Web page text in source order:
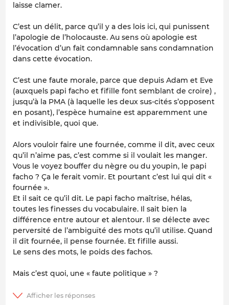
laisse clamer.
C’est un délit, parce qu’il y a des lois ici, qui punissent
l’apologie de l’holocauste. Au sens où apologie est
l’évocation d’un fait condamnable sans condamnation
dans cette évocation.
C’est une faute morale, parce que depuis Adam et Eve
(auxquels papi facho et fifille font semblant de croire) ,
jusqu’à la PMA (à laquelle les deux sus-cités s’opposent
en posant), l’espèce humaine est apparemment une
et indivisible, quoi que.
Alors vouloir faire une fournée, comme il dit, avec ceux
qu’il n’aime pas, c’est comme si il voulait les manger.
Vous le voyez bouffer du nègre ou du youpin, le papi
facho ? Ça le ferait vomir. Et pourtant c’est lui qui dit «
fournée ».
Et il sait ce qu’il dit. Le papi facho maîtrise, hélas,
toutes les finesses du vocabulaire. Il sait bien la
différence entre autour et alentour. Il se délecte avec
perversité de l’ambiguïté des mots qu’il utilise. Quand
il dit fournée, il pense fournée. Et fifille aussi.
Le sens des mots, le poids des fachos.
Mais c’est quoi, une « faute politique » ?